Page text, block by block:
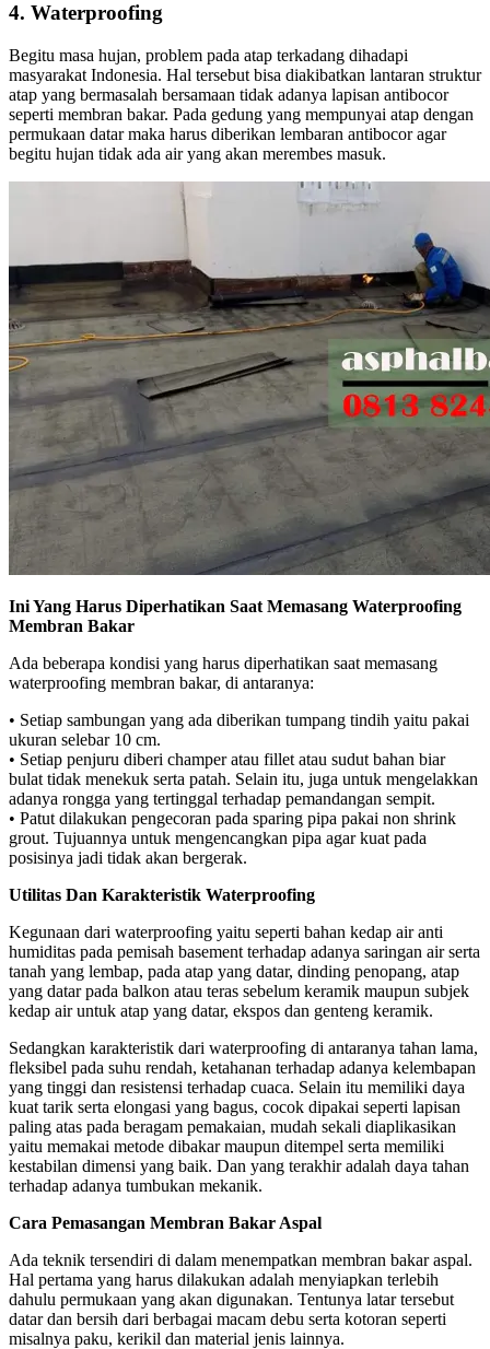
4. Waterproofing
Begitu masa hujan, problem pada atap terkadang dihadapi
masyarakat Indonesia. Hal tersebut bisa diakibatkan lantaran struktur
atap yang bermasalah bersamaan tidak adanya lapisan antibocor
seperti membran bakar. Pada gedung yang mempunyai atap dengan
permukaan datar maka harus diberikan lembaran antibocor agar
begitu hujan tidak ada air yang akan merembes masuk.
Ini Yang Harus Diperhatikan Saat Memasang Waterproofing
Membran Bakar
Ada beberapa kondisi yang harus diperhatikan saat memasang
waterproofing membran bakar, di antaranya:
• Setiap sambungan yang ada diberikan tumpang tindih yaitu pakai
ukuran selebar 10 cm.
• Setiap penjuru diberi champer atau fillet atau sudut bahan biar
bulat tidak menekuk serta patah. Selain itu, juga untuk mengelakkan
adanya rongga yang tertinggal terhadap pemandangan sempit.
• Patut dilakukan pengecoran pada sparing pipa pakai non shrink
grout. Tujuannya untuk mengencangkan pipa agar kuat pada
posisinya jadi tidak akan bergerak.
Utilitas Dan Karakteristik Waterproofing
Kegunaan dari waterproofing yaitu seperti bahan kedap air anti
humiditas pada pemisah basement terhadap adanya saringan air serta
tanah yang lembap, pada atap yang datar, dinding penopang, atap
yang datar pada balkon atau teras sebelum keramik maupun subjek
kedap air untuk atap yang datar, ekspos dan genteng keramik.
Sedangkan karakteristik dari waterproofing di antaranya tahan lama,
fleksibel pada suhu rendah, ketahanan terhadap adanya kelembapan
yang tinggi dan resistensi terhadap cuaca. Selain itu memiliki daya
kuat tarik serta elongasi yang bagus, cocok dipakai seperti lapisan
paling atas pada beragam pemakaian, mudah sekali diaplikasikan
yaitu memakai metode dibakar maupun ditempel serta memiliki
kestabilan dimensi yang baik. Dan yang terakhir adalah daya tahan
terhadap adanya tumbukan mekanik.
Cara Pemasangan Membran Bakar Aspal
Ada teknik tersendiri di dalam menempatkan membran bakar aspal.
Hal pertama yang harus dilakukan adalah menyiapkan terlebih
dahulu permukaan yang akan digunakan. Tentunya latar tersebut
datar dan bersih dari berbagai macam debu serta kotoran seperti
misalnya paku, kerikil dan material jenis lainnya.